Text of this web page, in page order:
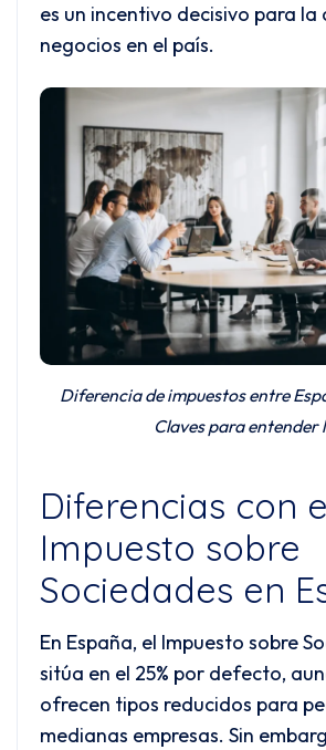
es un incentivo decisivo para la
negocios en el país.
Diferencia de impuestos entre
Claves para entender
Diferencias con
Impuesto sobre
Sociedades en
En España, el Impuesto sobre
sitúa en el 25% por defecto,
ofrecen tipos reducidos para
medianas empresas. Sin